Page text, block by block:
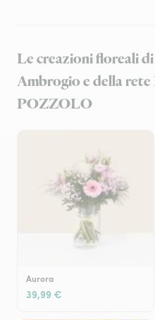
Le creazioni floreali
Ambrogio e della
POZZOLO
Aurora
39,99 €